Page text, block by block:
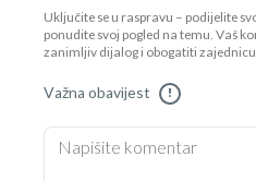
Uključite se u raspravu – podijelite
ponudite svoj pogled na temu. Vaš
zanimljiv dijalog i obogatiti
Važna obavijest !